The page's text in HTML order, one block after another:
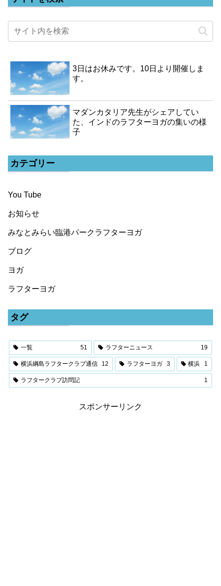
3日はお休みです。10日より開催しま
す。
マダンカタリア先生がシェアしてい
た、インドのラフターヨガの集いの様
子
カテゴリー
You Tube
お知らせ
みなとみらい臨港パークラフターヨガ
ブログ
ヨガ
ラフターヨガ
タグ
一覧 51 ラフターニュース 19
横浜綱島ラフタークラブ通信 12 ラフターヨガ 3 横浜 1
ラフタークラブ訪問記 1
スポンサーリンク